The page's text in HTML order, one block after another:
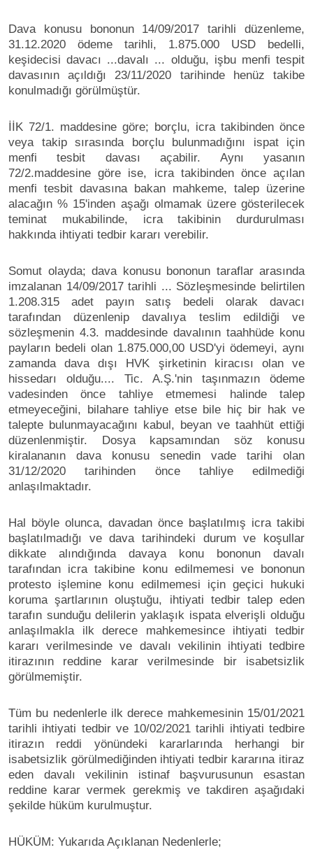
Dava konusu bononun 14/09/2017 tarihli düzenleme,
31.12.2020 ödeme tarihli, 1.875.000 USD bedelli,
keşidecisi davacı ...davalı ... olduğu, işbu menfi tespit
davasının açıldığı 23/11/2020 tarihinde henüz takibe
konulmadığı görülmüştür.
İİK 72/1. maddesine göre; borçlu, icra takibinden önce
veya takip sırasında borçlu bulunmadığını ispat için
menfi tesbit davası açabilir. Aynı yasanın
72/2.maddesine göre ise, icra takibinden önce açılan
menfi tesbit davasına bakan mahkeme, talep üzerine
alacağın % 15'inden aşağı olmamak üzere gösterilecek
teminat mukabilinde, icra takibinin durdurulması
hakkında ihtiyati tedbir kararı verebilir.
Somut olayda; dava konusu bononun taraflar arasında
imzalanan 14/09/2017 tarihli ... Sözleşmesinde belirtilen
1.208.315 adet payın satış bedeli olarak davacı
tarafından düzenlenip davalıya teslim edildiği ve
sözleşmenin 4.3. maddesinde davalının taahhüde konu
payların bedeli olan 1.875.000,00 USD'yi ödemeyi, aynı
zamanda dava dışı HVK şirketinin kiracısı olan ve
hissedarı olduğu.... Tic. A.Ş.'nin taşınmazın ödeme
vadesinden önce tahliye etmemesi halinde talep
etmeyeceğini, bilahare tahliye etse bile hiç bir hak ve
talepte bulunmayacağını kabul, beyan ve taahhüt ettiği
düzenlenmiştir. Dosya kapsamından söz konusu
kiralananın dava konusu senedin vade tarihi olan
31/12/2020 tarihinden önce tahliye edilmediği
anlaşılmaktadır.
Hal böyle olunca, davadan önce başlatılmış icra takibi
başlatılmadığı ve dava tarihindeki durum ve koşullar
dikkate alındığında davaya konu bononun davalı
tarafından icra takibine konu edilmemesi ve bononun
protesto işlemine konu edilmemesi için geçici hukuki
koruma şartlarının oluştuğu, ihtiyati tedbir talep eden
tarafın sunduğu delilerin yaklaşık ispata elverişli olduğu
anlaşılmakla ilk derece mahkemesince ihtiyati tedbir
kararı verilmesinde ve davalı vekilinin ihtiyati tedbire
itirazının reddine karar verilmesinde bir isabetsizlik
görülmemiştir.
Tüm bu nedenlerle ilk derece mahkemesinin 15/01/2021
tarihli ihtiyati tedbir ve 10/02/2021 tarihli ihtiyati tedbire
itirazın reddi yönündeki kararlarında herhangi bir
isabetsizlik görülmediğinden ihtiyati tedbir kararına itiraz
eden davalı vekilinin istinaf başvurusunun esastan
reddine karar vermek gerekmiş ve takdiren aşağıdaki
şekilde hüküm kurulmuştur.
HÜKÜM: Yukarıda Açıklanan Nedenlerle;